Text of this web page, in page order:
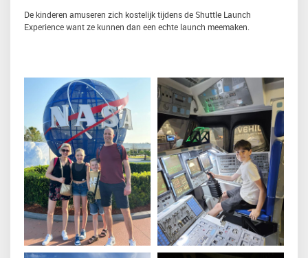
De kinderen amuseren zich kostelijk tijdens de Shuttle Launch
Experience want ze kunnen dan een echte launch meemaken.